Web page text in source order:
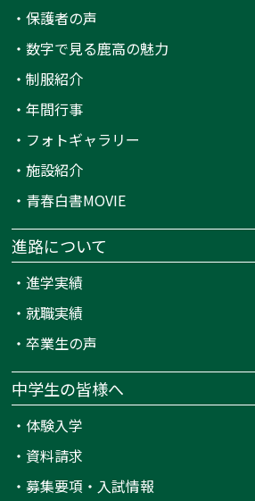
・保護者の声
・数字で見る鹿高の魅力
・制服紹介
・年間行事
・ フォトギャラリー
・施設紹介
・ 青春白書MOVIE
進路について
・進学実績
・就職実績
・卒業生の声
中学生の皆様へ
・ 体験入学
・ 資料請求
・募集要項・入試情報